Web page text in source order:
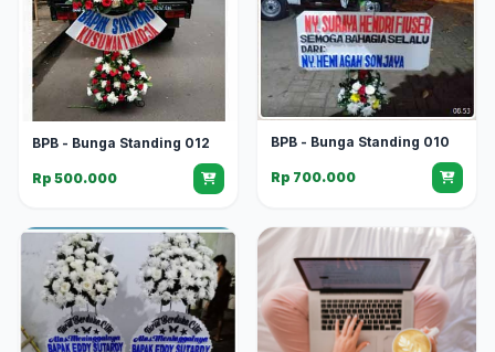
BPB - Bunga Standing 012
Rp 500.000
BPB - Bunga Standing 010
Rp 700.000